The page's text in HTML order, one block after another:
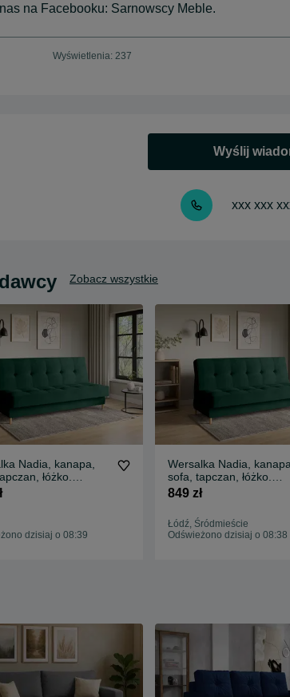
na Facebooku: Sarnowscy Meble.
Wyświetlenia: 237
Wyślij
xxx xxx
Zobacz wszystkie
Nadia, kanapa,
łóżko.
dostawa!
dzisiaj o 08:39
Wersalka Nadia,
sofa, tapczan, łóżko.
Sprężyny! Szybka
849 zł
Łódź, Śródmieście
Odświeżono dzisiaj o 08:38